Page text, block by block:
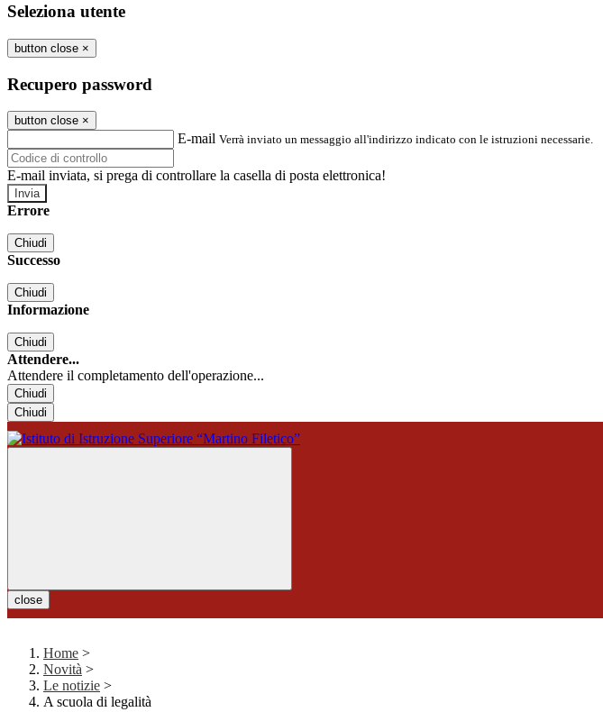
Seleziona utente
button close ×
Recupero password
button close ×
E-mail Verrà inviato un messaggio all'indirizzo indicato con le istruzioni necessarie.
E-mail inviata, si prega di controllare la casella di posta elettronica!
Errore
Chiudi
Successo
Chiudi
Informazione
Chiudi
Attendere...
Attendere il completamento dell'operazione...
Chiudi
Chiudi
close
Home >
Novità >
Le notizie >
A scuola di legalità